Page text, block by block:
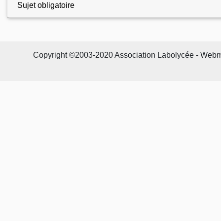
Sujet obligatoire
Copyright ©2003-2020 Association Labolycée -